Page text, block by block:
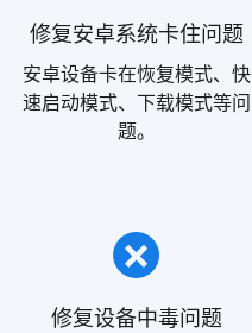
修复安卓系统卡住问题
安卓设备卡在恢复模式、快
速启动模式、下载模式等问
题。
修复设备中毒问题